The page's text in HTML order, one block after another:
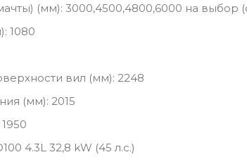
(мм): 3000,4500,4800,6000 на выбор
1080
вил (мм): 2248
(мм): 2015
4.3L 32,8 kW (45 л.с.)